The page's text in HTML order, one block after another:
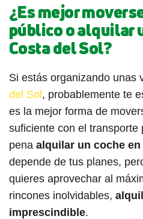
¿Es mejor
público o alquilar
Costa del Sol?
Si estás organizando unas
del Sol, probablemente te
es la mejor forma de
suficiente con el transporte
pena alquilar un coche en
depende de tus planes,
quieres aprovechar al
rincones inolvidables,
imprescindible.